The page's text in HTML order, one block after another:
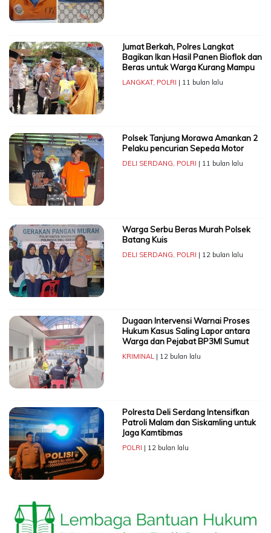
Jumat Berkah, Polres Langkat
Bagikan Ikan Hasil Panen Bioflok dan
Beras untuk Warga Kurang Mampu
LANGKAT, POLRI | 11 bulan lalu
Polsek Tanjung Morawa Amankan 2
Pelaku pencurian Sepeda Motor
DELI SERDANG, POLRI | 11 bulan lalu
Warga Serbu Beras Murah Polsek
Batang Kuis
DELI SERDANG, POLRI | 12 bulan lalu
Dugaan Intervensi Warnai Proses
Hukum Kasus Saling Lapor antara
Warga dan Pejabat BP3MI Sumut
KRIMINAL| 12 bulan lalu
Polresta Deli Serdang Intensifkan
Patroli Malam dan Siskamling untuk
Jaga Kamtibmas
POLRI | 12 bulan lalu